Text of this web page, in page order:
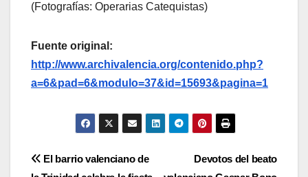
(Fotografías: Operarias Catequistas)
Fuente original:
http://www.archivalencia.org/contenido.php?
a=6&pad=6&modulo=37&id=15693&pagina=1
Navegación
Devotos del beato
El barrio valenciano de